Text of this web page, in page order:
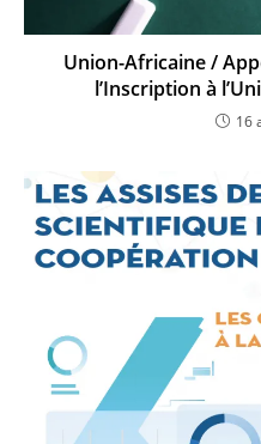
Union-Africaine /
l’Inscription à
16